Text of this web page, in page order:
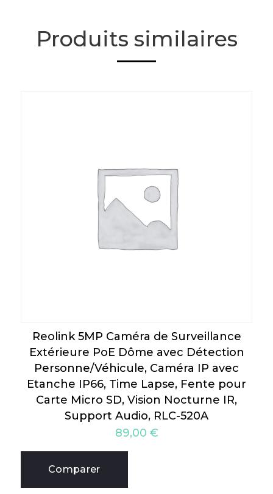
Produits similaires
Reolink 5MP Caméra de Surveillance
Extérieure PoE Dôme avec Détection
Personne/Véhicule, Caméra IP avec
Etanche IP66, Time Lapse, Fente pour
Carte Micro SD, Vision Nocturne IR,
Support Audio, RLC-520A
89,00 €
Comparer